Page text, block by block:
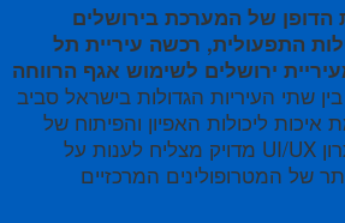
הדופן של המערכת בירושלים
התפעולית, רכשה עיריית תל
ירושלים לשימוש אגף הרווחה
שתי העיריות הגדולות בישראל סביב
ליכולות האפיון והפיתוח של
הסטודיו, ומוכיח כי פתרון UI/UX מדויק מצליח לענות על
של המטרופולינים המרכזיים